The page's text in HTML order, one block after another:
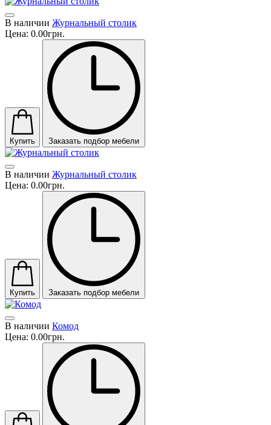
В наличии Журнальный столик
Цена: 0.00грн.
Купить Заказать подбор мебели
В наличии Журнальный столик
Цена: 0.00грн.
Купить Заказать подбор мебели
В наличии Комод
Цена: 0.00грн.